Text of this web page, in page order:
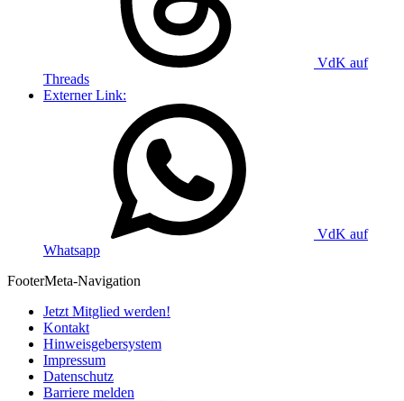
VdK auf
Threads
Externer Link:
VdK auf
Whatsapp
FooterMeta-Navigation
Jetzt Mitglied werden!
Kontakt
Hinweisgebersystem
Impressum
Datenschutz
Barriere melden